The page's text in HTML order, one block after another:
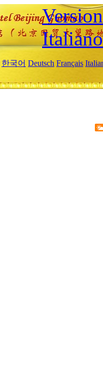
Italiano
한국어 Deutsch Français